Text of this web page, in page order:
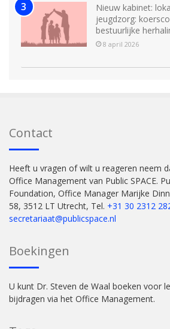
Nieuw kabinet:
jeugdzorg:
bestuurlijke
8 april 2026
Contact
Heeft u vragen of wilt u reageren neem
Office Management van Public SPACE.
Foundation, Office Manager Marijke
58, 3512 LT Utrecht, Tel. +31 30 2312
secretariaat@publicspace.nl
Boekingen
U kunt Dr. Steven de Waal boeken voor
bijdragen via het Office Management.